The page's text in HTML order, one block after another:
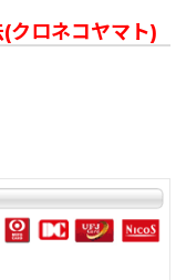
クロネコヤマト)